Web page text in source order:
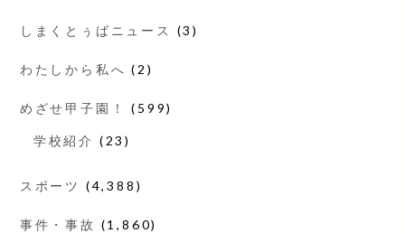
しまくとぅばニュース (3)
わたしから私へ (2)
めざせ甲子園！ (599)
学校紹介 (23)
スポーツ (4,388)
事件・事故 (1,860)